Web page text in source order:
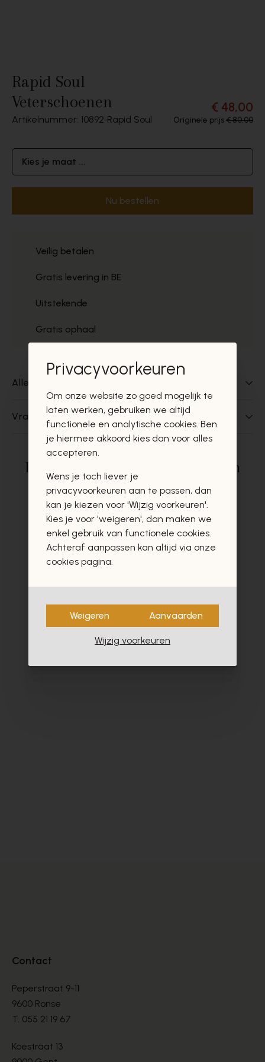
Rapid Soul
Veterschoenen
Artikelnummer: 10892 Rapid Soul
€ 48,00
Originele prijs€ 80,00
Kies je maat ...
Nu bestellen
Veilig betalen
Gratis levering in BE
Uitstekende
Gratis ophaal
Alles over dit product
Vragen over dit product?
Deze producten zullen u zeker en
vast ook interesseren
- 40%
Contact
Peperstraat 9-11
9600 Ronse
T. 055 21 19 67
Koestraat 13
Privacyvoorkeuren
Om onze website zo goed mogelijk te
laten werken, gebruiken we altijd
functionele en analytische cookies. Ben
je hiermee akkoord kies dan voor alles
accepteren.
Wens je toch liever je
privacyvoorkeuren aan te passen, dan
kan je kiezen voor 'Wijzig voorkeuren'.
Kies je voor 'weigeren', dan maken we
enkel gebruik van functionele cookies.
Achteraf aanpassen kan altijd via onze
cookies pagina.
Weigeren Aanvaarden
Wijzig voorkeuren